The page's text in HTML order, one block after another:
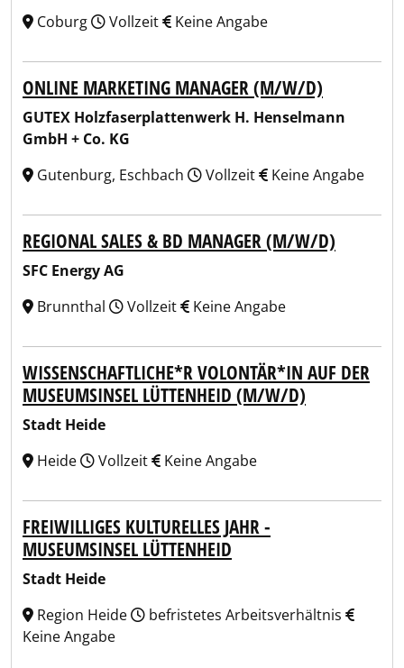
Coburg
Vollzeit Keine Angabe
ONLINE MARKETING MANAGER (M/W/D)
GUTEX Holzfaserplattenwerk H. Henselmann
GmbH + Co. KG
Gutenburg, Eschbach
Vollzeit Keine Angabe
REGIONAL SALES & BD MANAGER (M/W/D)
SFC Energy AG
Brunnthal
Vollzeit Keine Angabe
WISSENSCHAFTLICHE*R VOLONTÄR*IN AUF DER
MUSEUMSINSEL LÜTTENHEID (M/W/D)
Stadt Heide
Heide
Vollzeit Keine Angabe
FREIWILLIGES KULTURELLES JAHR -
MUSEUMSINSEL LÜTTENHEID
Stadt Heide
Region Heide
befristetes Arbeitsverhältnis
Keine Angabe